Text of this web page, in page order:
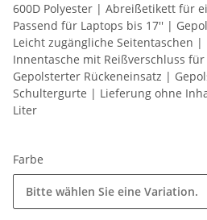
600D Polyester | Abreißetikett für
Passend für Laptops bis 17'' |
Leicht zugängliche Seitentaschen
Innentasche mit Reißverschluss
Gepolsterter Rückeneinsatz |
Schultergurte | Lieferung ohne
Liter
Farbe
Bitte wählen Sie eine Variation.